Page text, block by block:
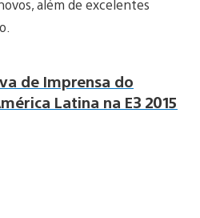
além de excelentes
de Imprensa do
Latina na E3 2015